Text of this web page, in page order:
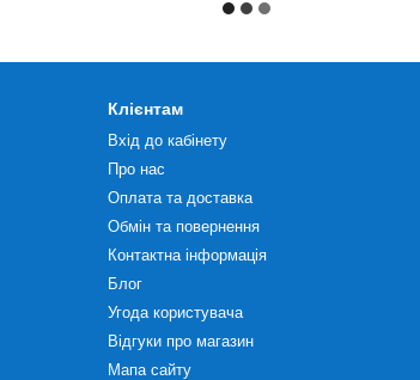
Клієнтам
Вхід до кабінету
Про нас
Оплата та доставка
Обмін та повернення
Контактна інформація
Блог
Угода користувача
Відгуки про магазин
Мапа сайту